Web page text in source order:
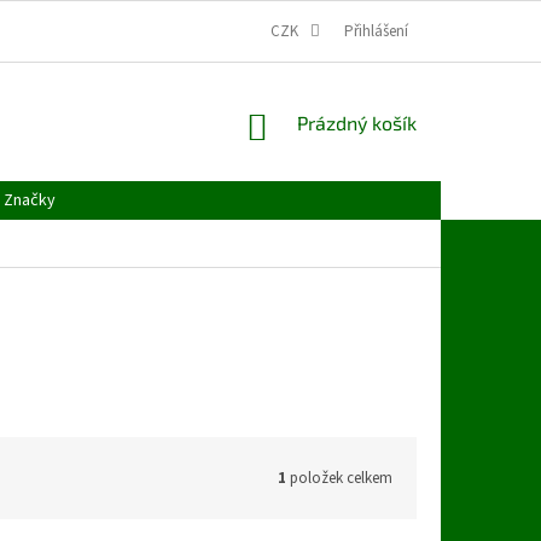
CZK Přihlášení
NÁKUPNÍ
Prázdný košík
Značky
1 položek celkem